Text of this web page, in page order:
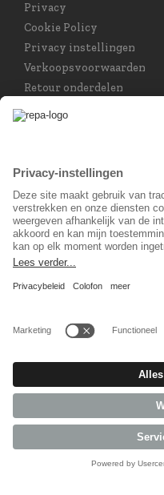
Privacy
Cookie Policy
Privacy instellingen
Verkoopsvoorwaarden
Retour onderdelen
Nederlands
Sociaal Netwerk
© 2026 REPA Holding